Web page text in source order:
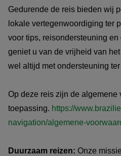
Gedurende de reis bieden wij
lokale vertegenwoordiging ter
voor tips, reisondersteuning
geniet u van de vrijheid van
wel altijd met ondersteuning
Op deze reis zijn de algemene
toepassing. https://
navigation/algemene-
Duurzaam reizen: Onze